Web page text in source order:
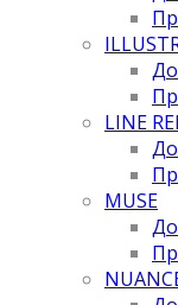
LINE
MUSE